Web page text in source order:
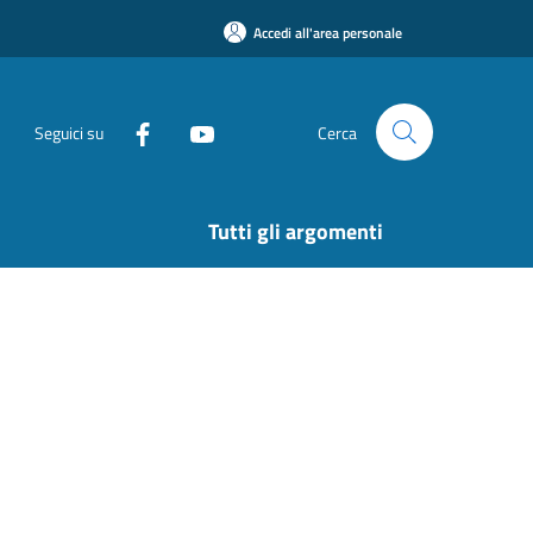
Accedi all'area personale
Seguici su Cerca
Tutti gli argomenti